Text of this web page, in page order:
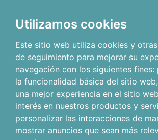
Utilizamos cookies
Este sitio web utiliza cookies y
de seguimiento para mejorar su
navegación con los siguientes fines:
la funcionalidad básica del sitio web,
una mejor experiencia en el sitio web
interés en nuestros productos y
personalizar las interacciones de
mostrar anuncios que sean más